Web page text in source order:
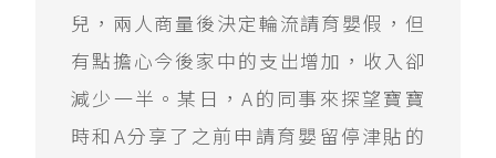
兒，兩人商量後決定輪流請育嬰假，但
有點擔心今後家中的支出增加，收入卻
減少一半。某日，A的同事來探望寶寶
時和A分享了之前申請育嬰留停津貼的